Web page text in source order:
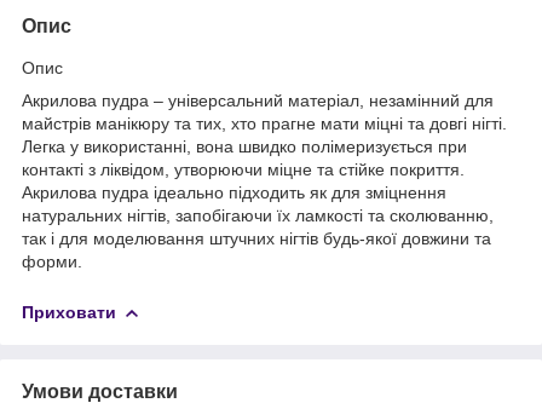
Опис
Опис
Акрилова пудра – універсальний матеріал, незамінний для
майстрів манікюру та тих, хто прагне мати міцні та довгі нігті.
Легка у використанні, вона швидко полімеризується при
контакті з ліквідом, утворюючи міцне та стійке покриття.
Акрилова пудра ідеально підходить як для зміцнення
натуральних нігтів, запобігаючи їх ламкості та сколюванню,
так і для моделювання штучних нігтів будь-якої довжини та
форми.
Приховати
Умови доставки